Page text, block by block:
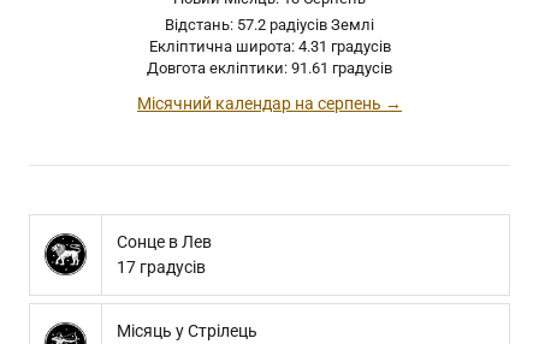
Відстань: 57.2 радіусів Землі
Екліптична широта: 4.31 градусів
Довгота екліптики: 91.61 градусів
Місячний календар на серпень →
Сонце в Лев
17 градусів
Місяць у Стрілець